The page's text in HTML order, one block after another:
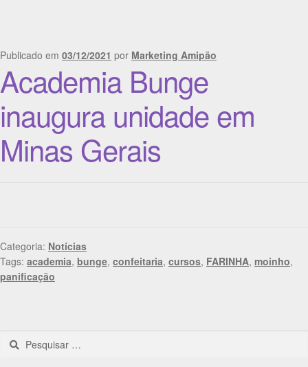
Publicado em 03/12/2021 por Marketing Amipão
Academia Bunge
inaugura unidade em
Minas Gerais
Categoria: Notícias
Tags: academia, bunge, confeitaria, cursos, FARINHA, moinho,
panificação